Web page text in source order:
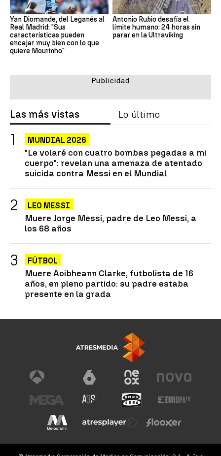
Yan Diomande, del Leganés al
Real Madrid: "Sus
características pueden
encajar muy bien con lo que
quiere Mourinho"
Antonio Rubio desafía el
límite humano: 24 horas sin
parar en la Ultraviking
Las más vistas Lo último
MUNDIAL 2026
"Le volaré con cuatro bombas pegadas a mi
cuerpo": revelan una amenaza de atentado
suicida contra Messi en el Mundial
LEO MESSI
Muere Jorge Messi, padre de Leo Messi, a
los 68 años
FÚTBOL
Muere Aoibheann Clarke, futbolista de 16
años, en pleno partido: su padre estaba
presente en la grada